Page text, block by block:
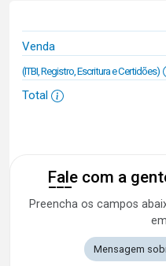
Venda
(ITBI, Registro, Escritura e Certidões)
Total
Fale com a
Preencha os campos
Mensagem